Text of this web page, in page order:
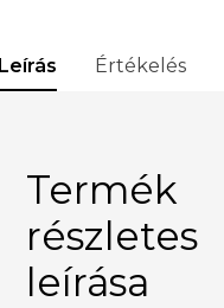
Leírás Értékelés
Termék
részletes
leírása